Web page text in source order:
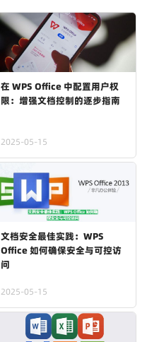
在 WPS Office 中配置用户权
限：增强文档控制的逐步指南
2025-05-15
文档安全最佳实践：WPS
Office 如何确保安全与可控访
问
2025-05-15